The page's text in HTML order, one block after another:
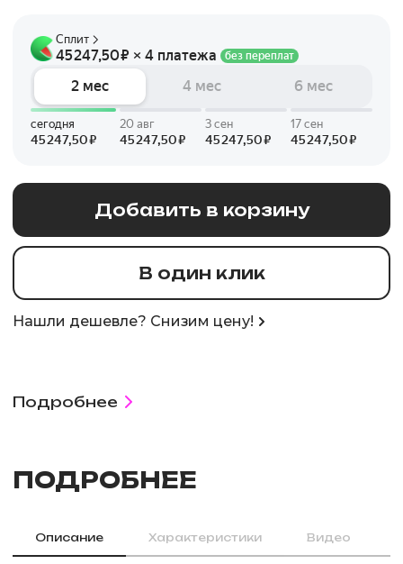
Добавить в корзину
В один клик
Нашли дешевле? Снизим цену!
Подробнее
ПОДРОБНЕЕ
Описание Характеристики Видео